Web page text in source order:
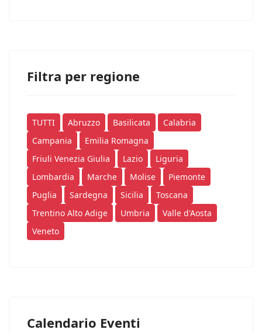
Filtra per regione
TUTTI Abruzzo Basilicata
Calabria
Campania
Emilia Romagna
Friuli Venezia Giulia
Lazio
Liguria
Lombardia
Marche Molise
Piemonte
Puglia
Sardegna Sicilia
Toscana
Trentino Alto Adige
Umbria
Valle d'Aosta
Veneto
Calendario Eventi